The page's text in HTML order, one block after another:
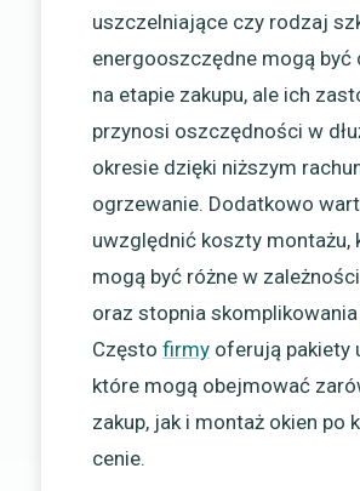
uszczelniające czy rodzaj
energooszczędne mogą być
na etapie zakupu, ale ich
przynosi oszczędności w
okresie dzięki niższym
ogrzewanie. Dodatkowo
uwzględnić koszty montażu,
mogą być różne w
oraz stopnia skomplikowania
Często firmy oferują pakiety
które mogą obejmować
zakup, jak i montaż okien po
cenie.